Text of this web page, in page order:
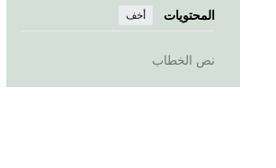
المحتويات أخف
نص الخطاب